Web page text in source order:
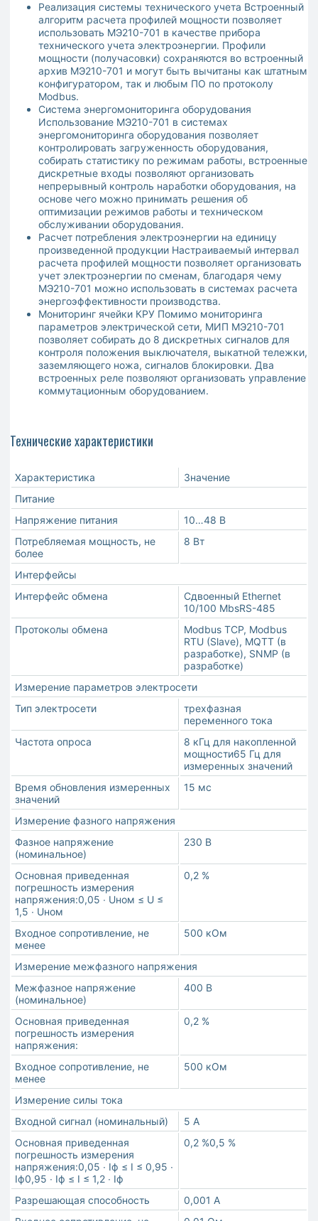
Реализация системы технического учета Встроенный
алгоритм расчета профилей мощности позволяет
использовать МЭ210-701 в качестве прибора
технического учета электроэнергии. Профили
мощности (получасовки) сохраняются во встроенный
архив МЭ210-701 и могут быть вычитаны как штатным
конфигуратором, так и любым ПО по протоколу
Modbus.
Система энергомониторинга оборудования
Использование МЭ210-701 в системах
энергомониторинга оборудования позволяет
контролировать загруженность оборудования,
собирать статистику по режимам работы, встроенные
дискретные входы позволяют организовать
непрерывный контроль наработки оборудования, на
основе чего можно принимать решения об
оптимизации режимов работы и техническом
обслуживании оборудования.
Расчет потребления электроэнергии на единицу
произведенной продукции Настраиваемый интервал
расчета профилей мощности позволяет организовать
учет электроэнергии по сменам, благодаря чему
МЭ210-701 можно использовать в системах расчета
энергоэффективности производства.
Мониторинг ячейки КРУ Помимо мониторинга
параметров электрической сети, МИП МЭ210-701
позволяет собирать до 8 дискретных сигналов для
контроля положения выключателя, выкатной тележки,
заземляющего ножа, сигналов блокировки. Два
встроенных реле позволяют организовать управление
коммутационным оборудованием.
Технические характеристики
Характеристика
Значение
Питание
Напряжение питания
10…48 В
Потребляемая мощность, не
более
8 Вт
Интерфейсы
Интерфейс обмена
Сдвоенный Ethernet
10/100 MbsRS-485
Протоколы обмена
Modbus TCP, Modbus
RTU (Slave), MQTT (в
разработке), SNMP (в
разработке)
Измерение параметров электросети
Тип электросети
трехфазная
переменного тока
Частота опроса
8 кГц для накопленной
мощности65 Гц для
измеренных значений
Время обновления измеренных
значений
15 мс
Измерение фазного напряжения
Фазное напряжение
(номинальное)
230 В
Основная приведенная
погрешность измерения
напряжения:0,05 ∙ Uном ≤ U ≤
1,5 ∙ Uном
0,2 %
Входное сопротивление, не
менее
500 кОм
Измерение межфазного напряжения
Межфазное напряжение
(номинальное)
400 В
Основная приведенная
погрешность измерения
напряжения:
0,2 %
Входное сопротивление, не
менее
500 кОм
Измерение силы тока
Входной сигнал (номинальный)
5 А
Основная приведенная
погрешность измерения
напряжения:0,05 ∙ Iф ≤ I ≤ 0,95 ∙
Iф0,95 ∙ Iф ≤ I ≤ 1,2 ∙ Iф
0,2 %0,5 %
Разрешающая способность
0,001 А